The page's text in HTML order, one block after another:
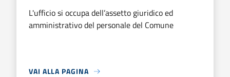
L'ufficio si occupa dell’assetto giuridico ed
amministrativo del personale del Comune
VAI ALLA PAGINA